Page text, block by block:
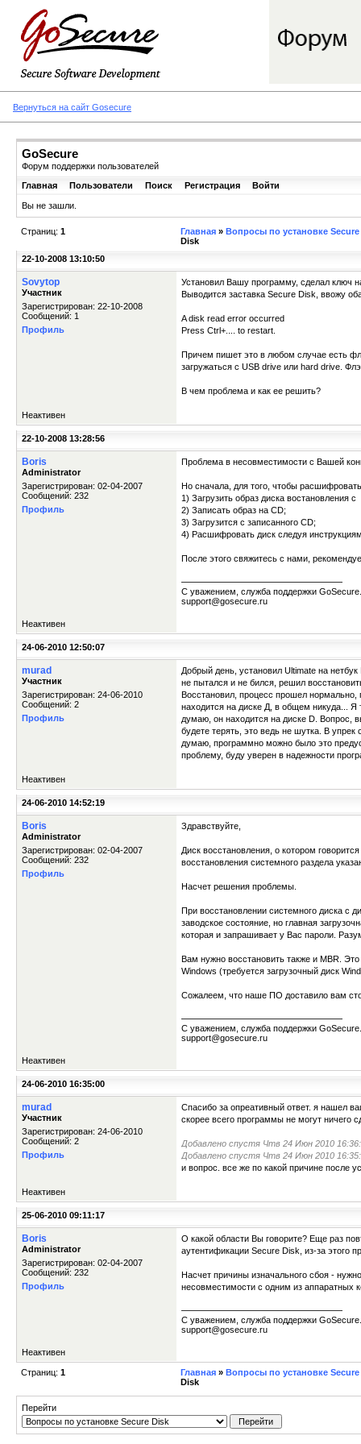
Вернуться на сайт Gosecure
GoSecure
Форум поддержки пользователей
Главная
Пользователи Поиск Регистрация Войти
Вы не зашли.
Страниц: 1 Главная » Вопросы по установке Secure
Disk
22-10-2008 13:10:50
Sovytop
Участник
Зарегистрирован: 22-10-2008
Сообщений: 1
Профиль
Установил Вашу программу, сделал ключ
Выводится заставка Secure Disk, ввожу
A disk read error occurred
Press Ctrl+.... to restart.
Причем пишет это в любом случае есть
загружаться с USB drive или hard drive.
В чем проблема и как ее решить?
Неактивен
22-10-2008 13:28:56
Boris
Administrator
Зарегистрирован: 02-04-2007
Сообщений: 232
Профиль
Проблема в несовместимости с Вашей
Но сначала, для того, чтобы
1) Загрузить образ диска востановления с
2) Записать образ на CD;
3) Загрузится с записанного CD;
4) Расшифровать диск следуя
После этого свяжитесь с нами,
С уважением, служба поддержки GoSecure.
support@gosecure.ru
Неактивен
24-06-2010 12:50:07
murad
Участник
Зарегистрирован: 24-06-2010
Сообщений: 2
Профиль
Добрый день, установил Ultimate на
не пытался и не бился, решил
Восстановил, процесс прошел нормально,
находится на диске Д, в общем никуда... Я
думаю, он находится на диске D. Вопрос,
будете терять, это ведь не шутка. В
думаю, программно можно было это
проблему, буду уверен в надежности
Неактивен
24-06-2010 14:52:19
Boris
Administrator
Зарегистрирован: 02-04-2007
Сообщений: 232
Профиль
Здравствуйте,
Диск восстановления, о котором
восстановления системного раздела
Насчет решения проблемы.
При восстановлении системного диска с
заводское состояние, но главная
которая и запрашивает у Вас пароли.
Вам нужно восстановить также и MBR.
Windows (требуется загрузочный диск
Сожалеем, что наше ПО доставило вам
С уважением, служба поддержки GoSecure.
support@gosecure.ru
Неактивен
24-06-2010 16:35:00
murad
Участник
Зарегистрирован: 24-06-2010
Сообщений: 2
Профиль
Спасибо за опреативный ответ. я нашел
скорее всего программы не могут ничего
Добавлено спустя Чтв 24 Июн 2010
Добавлено спустя Чтв 24 Июн 2010
и вопрос. все же по какой причине после
Неактивен
25-06-2010 09:11:17
Boris
Administrator
Зарегистрирован: 02-04-2007
Сообщений: 232
Профиль
О какой области Вы говорите? Еще раз
аутентификации Secure Disk, из-за этого
Насчет причины изначального сбоя -
несовместимости с одним из аппаратных
С уважением, служба поддержки GoSecure.
support@gosecure.ru
Неактивен
Страниц: 1 Главная » Вопросы по установке Secure
Disk
Перейти